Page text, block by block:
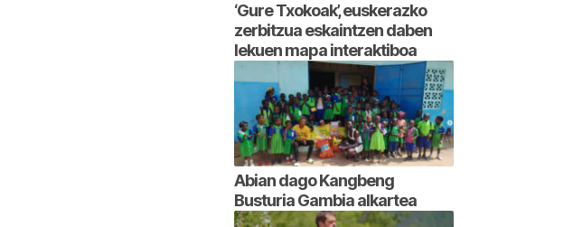
‘Gure Txokoak’, euskerazko
zerbitzua eskaintzen daben
lekuen mapa interaktiboa
Abian dago Kangbeng
Busturia Gambia alkartea